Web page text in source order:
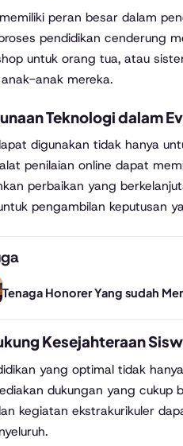
peran besar dalam
pendidikan cenderung
untuk orang tua, atau
anak mereka.
Teknologi dalam
digunakan tidak hanya
penilaian online dapat
perbaikan yang
pengambilan keputusan
Tenaga Honorer Yang sudah
Kesejahteraan
yang optimal tidak
dukungan yang
kegiatan ekstrakurikuler